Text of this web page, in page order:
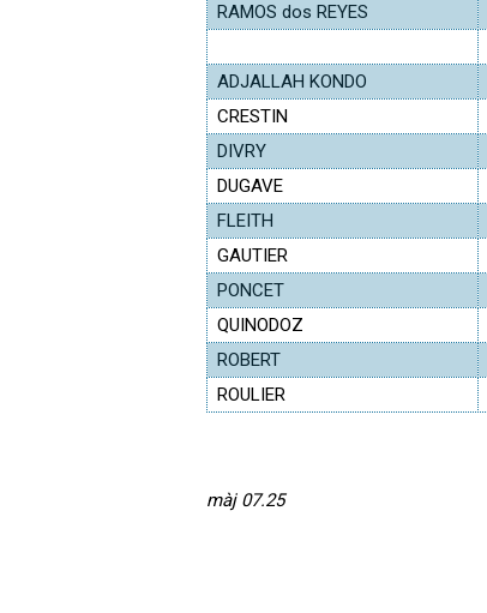
RAMOS dos REYES
ADJALLAH KONDO
CRESTIN
DIVRY
DUGAVE
FLEITH
GAUTIER
PONCET
QUINODOZ
ROBERT
ROULIER
màj 07.25